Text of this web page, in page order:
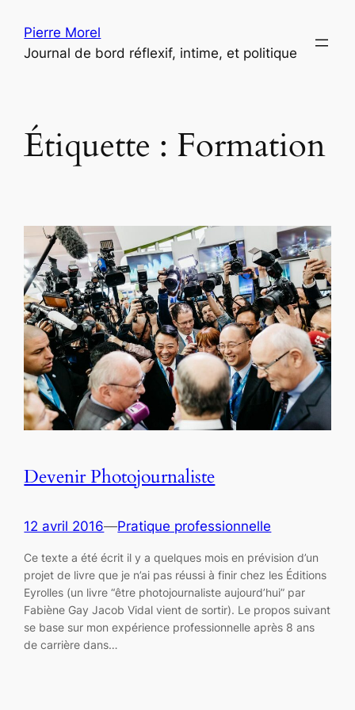
contenu
Pierre Morel
Journal de bord réflexif, intime, et politique
Étiquette : Formation
Devenir Photojournaliste
12 avril 2016—Pratique professionnelle
Ce texte a été écrit il y a quelques mois en prévision d’un
projet de livre que je n’ai pas réussi à finir chez les Éditions
Eyrolles (un livre “être photojournaliste aujourd’hui” par
Fabiène Gay Jacob Vidal vient de sortir). Le propos suivant
se base sur mon expérience professionnelle après 8 ans
de carrière dans…